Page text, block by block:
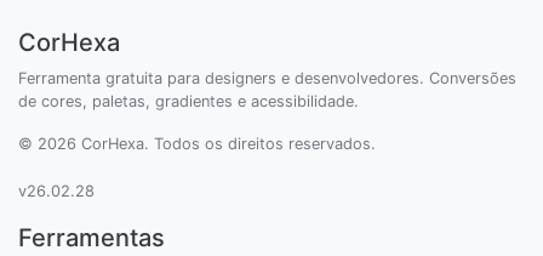
CorHexa
Ferramenta gratuita para designers e desenvolvedores. Conversões
de cores, paletas, gradientes e acessibilidade.
© 2026 CorHexa. Todos os direitos reservados.
v26.02.28
Ferramentas